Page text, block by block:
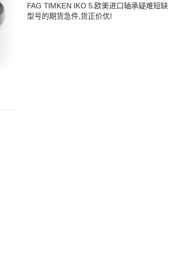
FAG TIMKEN IKO 5.欧美进口轴承疑难短缺
型号的期货急件,货正价优!